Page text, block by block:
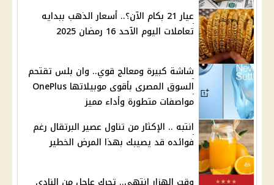
عيار 21 بكام الآن؟.. أسعار الذهب ببدايه
تعاملات اليوم الآحد 16 رمضان 2025
شاشة كبيرة ومعالج قوي.. وان بلس تقتحم
السوق المصرى بأقوى موبيلاتها OnePlus
مواصفات متطورة وأداء مميز
انتبه .. الإكثار من تناول عصير البرتقال رغم
فوائده قد يصيبك بهذا المرض الخطير